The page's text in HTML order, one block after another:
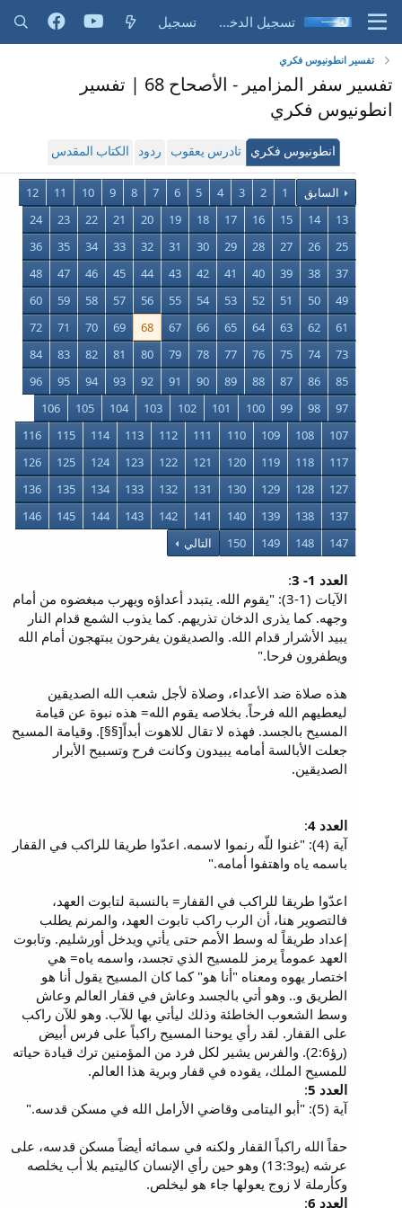
تسجيل الدخول تسجيل
تفسير انطونيوس فكري
تفسير سفر المزامير - الأصحاح 68 | تفسير
انطونيوس فكري
انطونيوس فكري تادرس يعقوب ردود الكتاب المقدس
السابق 1
2
3
4
5
6
7
8
9
10
11
12
13
14
15
16
17
18
19
20
21
22
23
24
25
26
27
28
29
30
31
32
33
34
35
36
37
38
39
40
41
42
43
44
45
46
47
48
49
50
51
52
53
54
55
56
57
58
59
60
61
62
63
64
65
66
67
68
69
70
71
72
73
74
75
76
77
78
79
80
81
82
83
84
85
86
87
88
89
90
91
92
93
94
95
96
97
98
99
100
101
102
103
104
105
106
107
108
109
110
111
112
113
114
115
116
117
118
119
120
121
122
123
124
125
126
127
128
129
130
131
132
133
134
135
136
137
138
139
140
141
142
143
144
145
146
147
148
149
150 التالي
العدد 1- 3
:
الآيات (1-3): "يقوم الله. يتبدد أعداؤه ويهرب مبغضوه من أمام
وجهه. كما يذرى الدخان تذريهم. كما يذوب الشمع قدام النار
يبيد الأشرار قدام الله. والصديقون يفرحون يبتهجون أمام الله
ويطفرون فرحا."
هذه صلاة ضد الأعداء، وصلاة لأجل شعب الله الصديقين
ليعطيهم الله فرحاً. بخلاصه يقوم الله= هذه نبوة عن قيامة
المسيح بالجسد. فهذه لا تقال للاهوت أبداً[§§]. وقيامة المسيح
جعلت الأبالسة أمامه يبيدون وكانت فرح وتسبيح الأبرار
الصديقين.
العدد 4 :
آية (4): "غنوا للّه رنموا لاسمه. اعدّوا طريقا للراكب في القفار
باسمه ياه واهتفوا أمامه."
اعدّوا طريقا للراكب في القفار= بالنسبة لتابوت العهد،
فالتصوير هنا، أن الرب راكب تابوت العهد، والمرنم يطلب
إعداد طريقاً له وسط الأمم حتى يأتي ويدخل أورشليم. وتابوت
العهد عموماً يرمز للمسيح الذي تجسد، واسمه ياه= هي
اختصار يهوه ومعناه "أنا هو" كما كان المسيح يقول أنا هو
الطريق و.. وهو أتي بالجسد وعاش في قفار العالم وعاش
وسط الشعوب الخاطئة وذلك ليأتي بها للآب. وهو للآن راكب
على القفار. لقد رأي يوحنا المسيح راكباً على فرس أبيض
(رؤ2:6). والفرس يشير لكل فرد من المؤمنين ترك قيادة حياته
للمسيح الملك، يقوده في قفار وبرية هذا العالم.
العدد 5
:
آية (5): "أبو اليتامى وقاضي الأرامل الله في مسكن قدسه."
حقاً الله راكباً القفار ولكنه في سمائه أيضاً مسكن قدسه، على
عرشه (يو13:3) وهو حين رأي الإنسان كاليتيم بلا أب يخلصه
وكأرملة لا زوج يعولها جاء هو ليخلص.
العدد 6
: